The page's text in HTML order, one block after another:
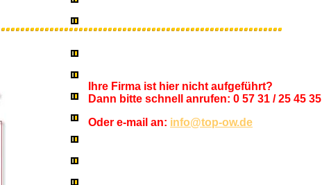
Ihre Firma ist hier nicht aufgeführt?
Dann bitte schnell anrufen: 0 57 31 / 25 45 35
Oder e-mail an: info@top-ow.de